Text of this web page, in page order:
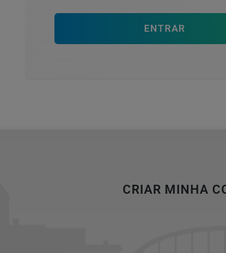
ENTRAR
CRIAR MINHA